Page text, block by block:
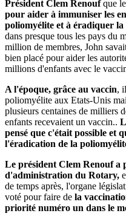
Président Clem Renoufque
pour aider à immuniser les
poliomyélite et à éradiquer la
dans presque tous les pays du
million de membres, John
bien placé pour aider les
millions d'enfants avec le
A l'époque, grâce au vaccin,
poliomyélite aux Etats-Unis
plusieurs centaines de milliers
enfants recevaient un vaccin..
pensé que c'était possible et
l'éradication de la
Le président Clem Renouf a
d'administration du Rotary,
de temps après, l'organe
voté pour faire de la
priorité numéro un dans le